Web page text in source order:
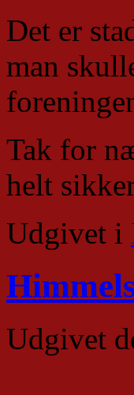
Det er
man
Tak for
helt
Udgivet i
Udgivet